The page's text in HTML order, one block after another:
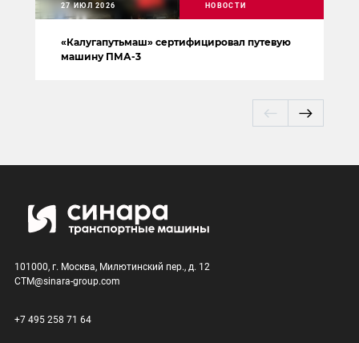
«Калугапутьмаш» сертифицировал путевую
машину ПМА-3
27 ИЮЛ 2026 НОВОСТИ
101000, г. Москва, Милютинский пер., д. 12
CTM@sinara-group.com
+7 495 258 71 64